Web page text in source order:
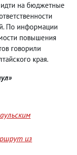
идти на бюджетные
По информации
повышения
говорили
края.
из